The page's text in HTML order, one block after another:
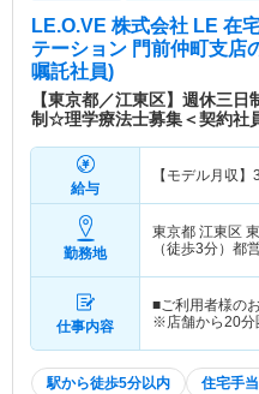
LE.O.VE 株式会社 LE 在
テーション 門前仲町支店
嘱託社員)
【東京都／江東区】週休三
制☆理学療法士募集＜契約社
給与
【モデル月収】
勤務地
東京都 江東区
（徒歩3分）都
仕事内容
■ご利用者様の
※店舗から20分
駅から徒歩5分以内 住宅手